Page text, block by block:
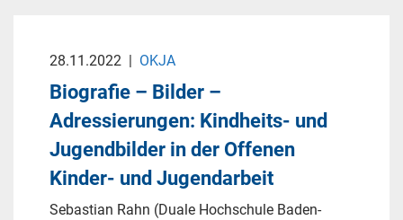
28.11.2022 | OKJA
Biografie – Bilder –
Adressierungen: Kindheits- und
Jugendbilder in der Offenen
Kinder- und Jugendarbeit
Sebastian Rahn (Duale Hochschule Baden-